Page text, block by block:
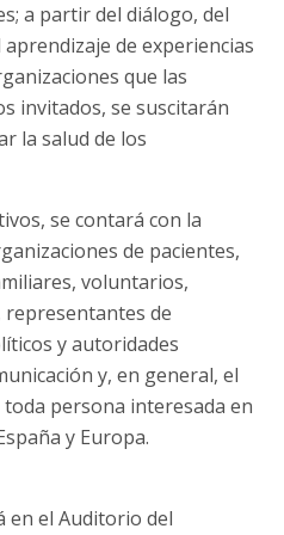
a partir del diálogo, del
de experiencias
que las
invitados, se suscitarán
la salud de los
se contará con la
de pacientes,
voluntarios,
de
y autoridades
y, en general, el
persona interesada en
y Europa.
en el Auditorio del